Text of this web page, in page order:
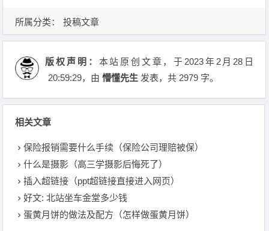
所属分类： 投稿文章
版权声明： 本站原创文章，于2023年2月28日
20:59:29，由懵懂先生 发表，共 2979 字。
相关文章
保险报销需要什么手续（保险公司理赔被保）
什么是摄影（高三学摄影后悔死了）
插入超链接（ppt超链接直接进入网页）
好文: 北站坐车金堂多少钱
蛋黄月饼的做法及配方（怎样做蛋黄月饼）